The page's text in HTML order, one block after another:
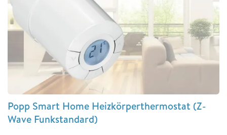
Popp Smart Home Heizkörperthermostat (Z-
Wave Funkstandard)